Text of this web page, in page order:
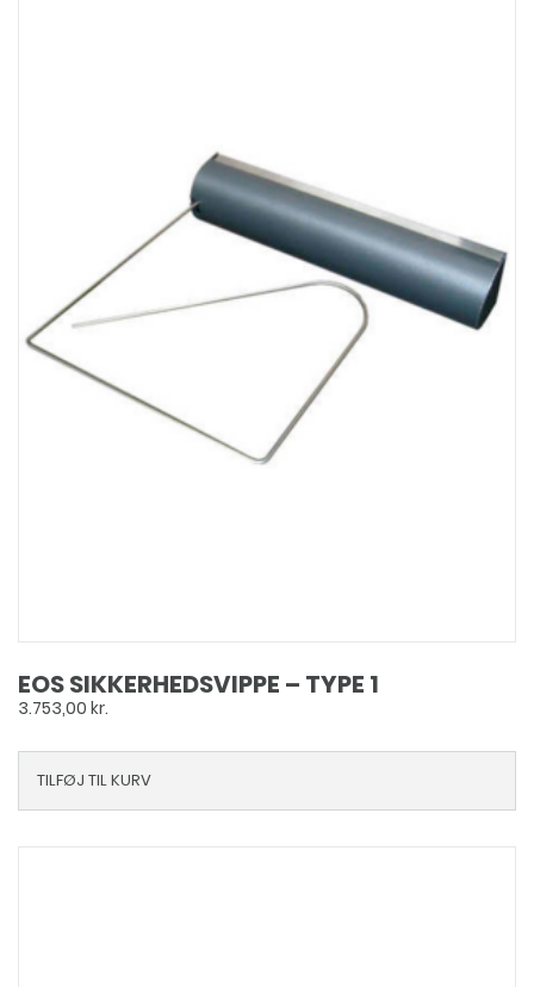
EOS SIKKERHEDSVIPPE – TYPE 1
3.753,00 kr.
TILFØJ TIL KURV